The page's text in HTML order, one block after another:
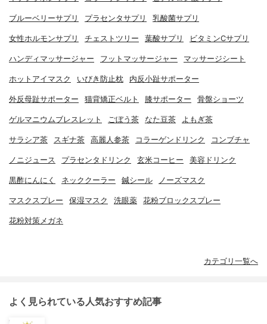
ブルーベリーサプリ プラセンタサプリ 乳酸菌サプリ
女性ホルモンサプリ チェストツリー 葉酸サプリ ビタミンCサプリ
ハンディマッサージャー フットマッサージャー マッサージシート
ホットアイマスク いびき防止枕 内反小趾サポーター
外反母趾サポーター 猫背矯正ベルト 膝サポーター 骨盤ショーツ
ゲルマニウムブレスレット ごぼう茶 なた豆茶 よもぎ茶
サラシア茶 スギナ茶 高麗人参茶 コラーゲンドリンク コンブチャ
ノニジュース プラセンタドリンク 玄米コーヒー 美容ドリンク
黒酢にんにく ネッククーラー 鍼シール ノーズマスク
マスクスプレー 保湿マスク 洗眼薬 花粉ブロックスプレー
花粉対策メガネ
カテゴリ一覧へ
よく見られている人気おすすめ記事